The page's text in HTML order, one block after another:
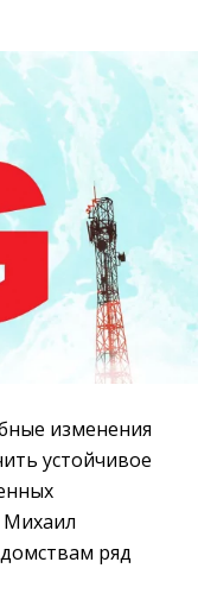
изменения
устойчивое
Михаил
ряд